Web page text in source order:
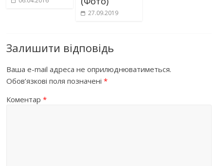
27.09.2019
Залишити відповідь
Ваша e-mail адреса не оприлюднюватиметься.
Обов’язкові поля позначені*
Коментар*